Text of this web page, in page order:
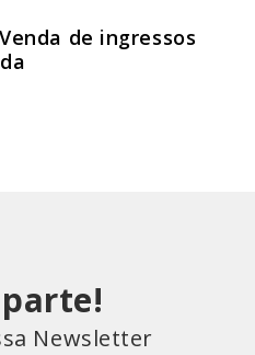
de ingressos
Newsletter